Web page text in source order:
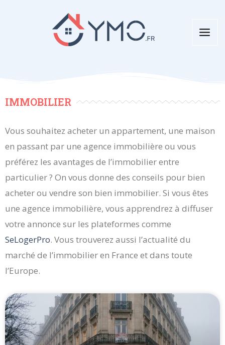
IMMOBILIER
Vous souhaitez acheter un appartement, une maison
en passant par une agence immobilière ou vous
préférez les avantages de l’immobilier entre
particulier ? On vous donne des conseils pour bien
acheter ou vendre son bien immobilier. Si vous êtes
une agence immobilière, vous apprendrez à diffuser
votre annonce sur les plateformes comme
SeLogerPro. Vous trouverez aussi l’actualité du
marché de l’immobilier en France et dans toute
l’Europe.
PagePagePagePage Page